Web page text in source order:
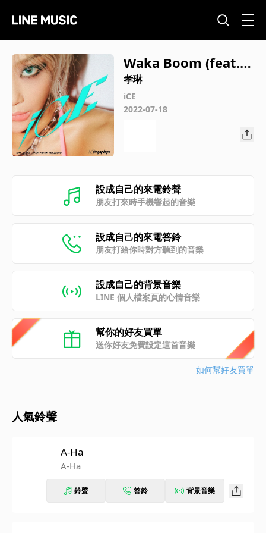
Waka Boom (feat. Y
oung Ji Lee)
孝琳
iCE
2022-07-18
設成自己的來電鈴聲
朋友打來時手機響起的音樂
設成自己的來電答鈴
朋友打給你時對方聽到的音樂
設成自己的背景音樂
LINE 個人檔案頁的心情音樂
幫你的好友買單
送你好友免費設定這首音樂
如何幫好友買單
人氣鈴聲
A-Ha
A-Ha
鈴聲 答鈴 背景音樂